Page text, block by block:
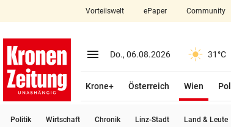
close
account_circle Anmelden
arrow_right
Vorteilswelt ePaper Community
menu Menü aufklappen
Do., 06.08.2026 31°C
Krone+ Österreich Wien
Politik Wirtschaft Chronik Linz-Stadt Land & Leute